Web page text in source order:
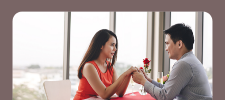
🗨️